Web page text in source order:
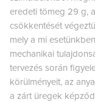
eredeti tömeg 29 g,
csökkentését
mely a mi
mechanikai
tervezés során
körülményeit, az
a zárt üregek